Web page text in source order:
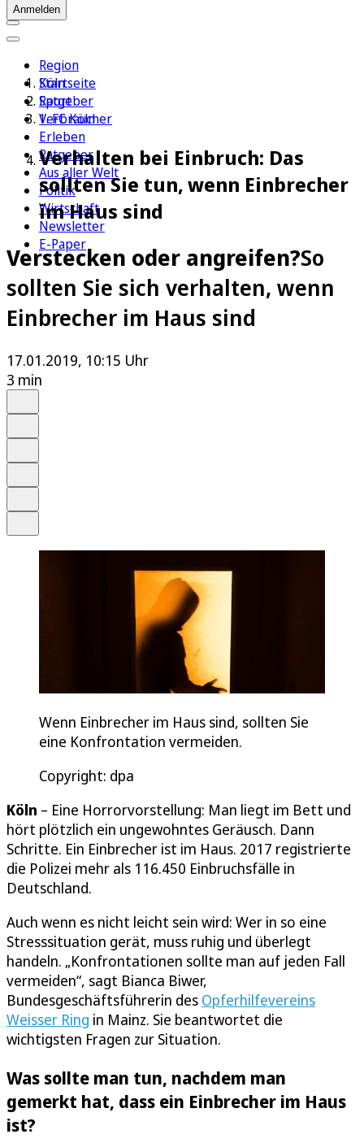
Anmelden
Region
Köln
Sport
1. FC Köln
Erleben
Ratgeber
Aus aller Welt
Politik
Wirtschaft
Newsletter
E-Paper
Startseite
Ratgeber
Verbraucher
Verhalten bei Einbruch: Das
sollten Sie tun, wenn Einbrecher
im Haus sind
Verstecken oder angreifen?So
sollten Sie sich verhalten, wenn
Einbrecher im Haus sind
17.01.2019, 10:15 Uhr
3 min
Wenn Einbrecher im Haus sind, sollten Sie
eine Konfrontation vermeiden.
Copyright: dpa
Köln – Eine Horrorvorstellung: Man liegt im Bett und
hört plötzlich ein ungewohntes Geräusch. Dann
Schritte. Ein Einbrecher ist im Haus. 2017 registrierte
die Polizei mehr als 116.450 Einbruchsfälle in
Deutschland.
Auch wenn es nicht leicht sein wird: Wer in so eine
Stresssituation gerät, muss ruhig und überlegt
handeln. „Konfrontationen sollte man auf jeden Fall
vermeiden“, sagt Bianca Biwer,
Bundesgeschäftsführerin des Opferhilfevereins
Weisser Ring in Mainz. Sie beantwortet die
wichtigsten Fragen zur Situation.
Was sollte man tun, nachdem man
gemerkt hat, dass ein Einbrecher im Haus
ist?